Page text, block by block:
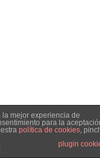
la mejor experiencia de
para la
política de cookies,
plugin